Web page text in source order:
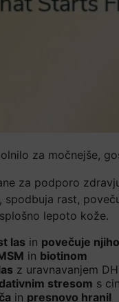
za močnejše,
za podporo
rast,
lepoto kože.
las in povečuje
in biotinom
z uravnavanjem
stresom s
in presnovo hranil